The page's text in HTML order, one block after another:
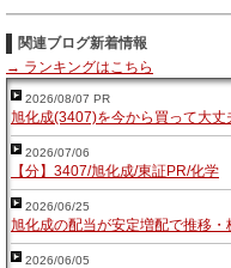
関連ブログ新着情報
→ ランキングはこちら
2026/08/07 PR
旭化成(3407)を今から買って大
2026/07/06
【分】3407/旭化成/東証PR/化学
2026/06/25
旭化成の配当が安定増配で推移・
2026/06/05